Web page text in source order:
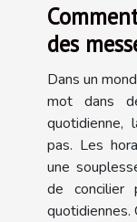
des
pratique
Dans un
mot dans
quotidienne,
pas. Les
une
de concilier
quotidiennes.